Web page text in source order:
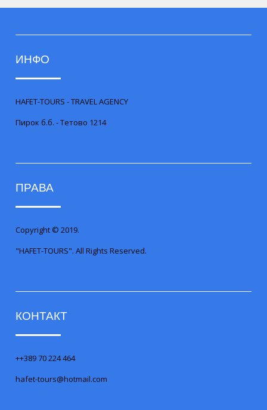
ИНФО
HAFET-TOURS - TRAVEL AGENCY
Пирок б.б. - Тетово 1214
ПРАВА
Copyright © 2019.
"HAFET-TOURS". All Rights Reserved.
КОНТАКТ
++389 70 224 464
hafet-tours@hotmail.com